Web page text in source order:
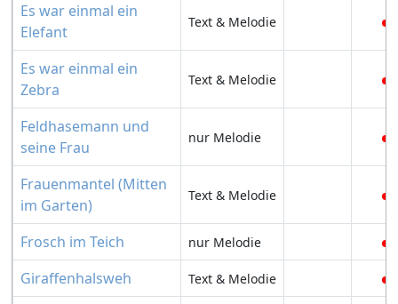
Es war einmal ein
Elefant
Text & Melodie
Es war einmal ein
Zebra
Text & Melodie
Feldhasemann und
seine Frau
nur Melodie
Frauenmantel (Mitten
im Garten)
Text & Melodie
Frosch im Teich nur Melodie
Giraffenhalsweh Text & Melodie